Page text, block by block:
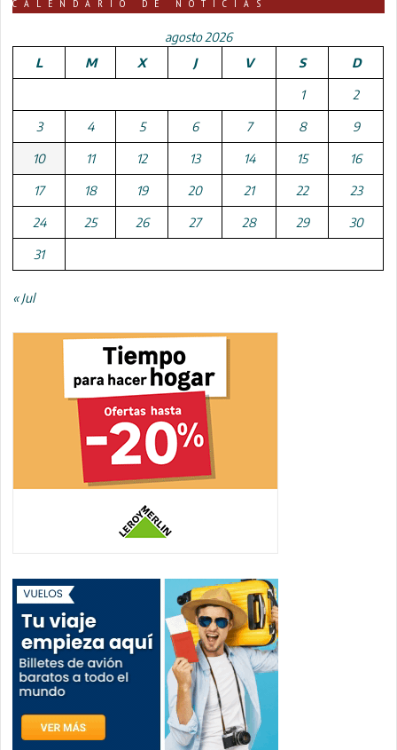
CALENDARIO DE NOTICIAS
agosto 2026
L
M X J V S D
1 2
3 4 5 6 7 8 9
10 11 12 13 14 15 16
17 18 19 20 21 22 23
24 25 26 27 28 29 30
31
« Jul